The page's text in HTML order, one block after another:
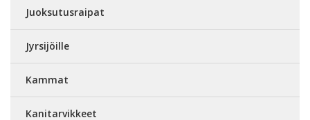
Juoksutusraipat
Jyrsijöille
Kammat
Kanitarvikkeet